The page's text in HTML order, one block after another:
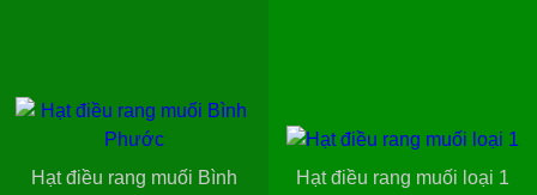
Hạt điều rang muối Bình
Hạt điều rang muối loại 1